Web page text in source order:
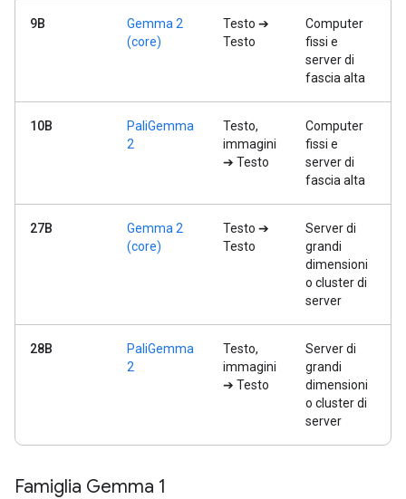
9B
Gemma 2
(core)
Testo ➔
Testo
Computer
fissi e
server di
fascia alta
10B
PaliGemma
2
Testo,
immagini
➔ Testo
Computer
fissi e
server di
fascia alta
27B
Gemma 2
(core)
Testo ➔
Testo
Server di
grandi
dimensioni
o cluster di
server
28B
PaliGemma
2
Testo,
immagini
➔ Testo
Server di
grandi
dimensioni
o cluster di
server
Famiglia Gemma 1